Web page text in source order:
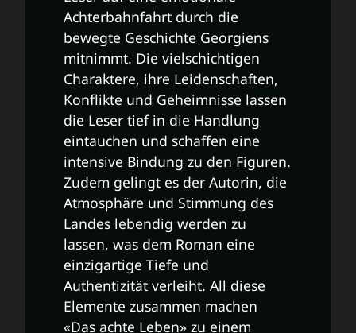
Achterbahnfahrt durch die
bewegte Geschichte Georgiens
mitnimmt. Die vielschichtigen
Charaktere, ihre Leidenschaften,
Konflikte und Geheimnisse lassen
die Leser tief in die Handlung
eintauchen und schaffen eine
intensive Bindung zu den Figuren.
Zudem gelingt es der Autorin, die
Atmosphäre und Stimmung des
Landes lebendig werden zu
lassen, was dem Roman eine
einzigartige Tiefe und
Authentizität verleiht. All diese
Elemente zusammen machen
«Das achte Leben» zu einem